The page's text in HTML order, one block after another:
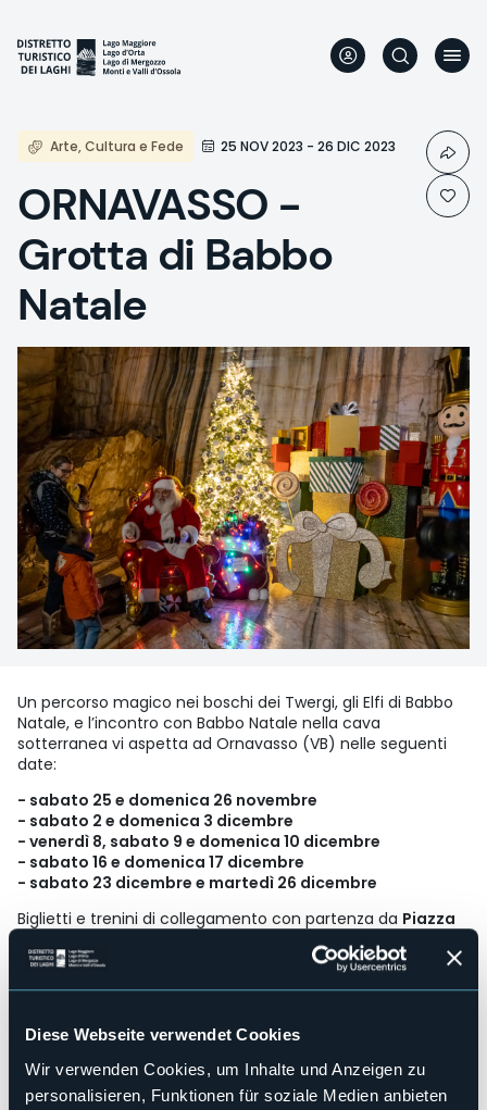
Diese Webseite verwendet Cookies
Wir verwenden Cookies, um Inhalte und Anzeigen zu
personalisieren, Funktionen für soziale Medien anbieten
Inhalt
Arte, Cultura e Fede 25 NOV 2023 - 26 DIC 2023
ORNAVASSO -
Grotta di Babbo
Natale
Un percorso magico nei boschi dei Twergi, gli Elfi di Babbo
Natale, e l’incontro con Babbo Natale nella cava
sotterranea vi aspetta ad Ornavasso (VB) nelle seguenti
date:
- sabato 25 e domenica 26 novembre
- sabato 2 e domenica 3 dicembre
- venerdì 8, sabato 9 e domenica 10 dicembre
- sabato 16 e domenica 17 dicembre
- sabato 23 dicembre e martedì 26 dicembre
Biglietti e trenini di collegamento con partenza da Piazza
Orari biglietteria sul posto
dalle 9:30 alle 15:00(ultime
qui sottostanti.